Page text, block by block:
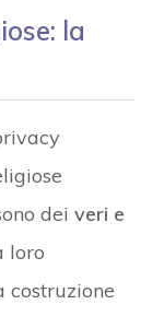
la
dei veri e
loro
costruzione